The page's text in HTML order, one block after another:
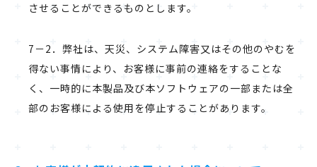
させることができるものとします。
7－2．弊社は、天災、システム障害又はその他のやむを
得ない事情により、お客様に事前の連絡をすることな
く、一時的に本製品及び本ソフトウェアの一部または全
部のお客様による使用を停止することがあります。